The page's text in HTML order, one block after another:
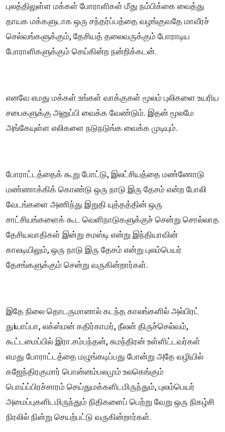
புலத்திலுள்ள மக்கள் போராளிகள் மீது நம்பிக்கை வைத்து
தாயக மக்களுடாக ஒரு சந்தர்ப்பத்தை வழங்குவதே மாவீரச்
செல்வங்களுக்கும், தேசியத் தலைவருக்கும் போராடிய
போராளிகளுக்கும் செய்கின்ற நன்றிக்கடன்.
எனவே எமது மக்கள் உங்கள் வாக்குகள் மூலம் புலிகளை உயரிய
சபைகளுக்கு அனுப்பி வைக்க வேண்டும். இதன் மூலமே
அங்கேயுள்ள எலிகளை நடுநடுங்க வைக்க முடியும்.
போராட்டத்தைக் கூறு போட்டு, இலட்சியத்தை மண்ணோடு
மண்ணாக்கிக் கொண்டு ஒரு நாடு இரு தேசம் என்ற போலி
வேடங்களை அணிந்து இறுதி யுத்தத்தின் ஒரு
சாட்சியங்களைக் கூட வெளிநாடுகளுக்குச் சென்று சொல்லாத
தேசியவாதிகள் இன்று சமஸ்டி என்று இந்தியாவின்
காலடியிலும், ஒரு நாடு இரு தேசம் என்று புலம்பெயர்
தேசங்களுக்கும் சென்று வருகின்றார்கள்.
இதே நிலை தொடருமானால் கடந்த காலங்களில் அல்பிரட்
துiயாப்பா, லக்ஸ்மன் கதிர்காமர், நீலன் திருச்செல்வம்,
கூட்டமைப்பில் இரா.சம்பந்தன், சுமந்திரன் உள்ளிட்டவர்கள்
எமது போராட்டத்தை மழுங்கடிப்பது போன்று அதே வழியில்
கஜேந்திரகுமார் பொன்னம்பலமும் உலகெங்கும்
பொய்ப்பிரச்சாரம் செய்துமக்களிடமிருந்தும், புலம்பெயர்
அமைப்புகளிடமிருந்தும் நிதிகளைப் பெற்று வேறு ஒரு நிகழ்சி
நிரலில் நின்று செயற்பட்டு வருகின்றார்கள்.